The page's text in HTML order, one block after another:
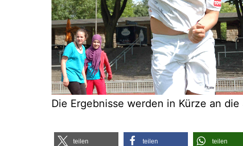
Die Ergeb­nis­se wer­den in Kür­ze an
tei­len tei­len tei­len